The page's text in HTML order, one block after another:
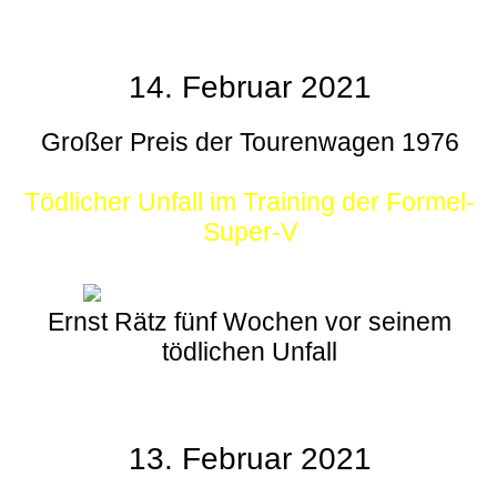
14. Februar 2021
Großer Preis der Tourenwagen 1976
Tödlicher Unfall im Training der Formel-
Super-V
Ernst Rätz fünf Wochen vor seinem
tödlichen Unfall
13. Februar 2021